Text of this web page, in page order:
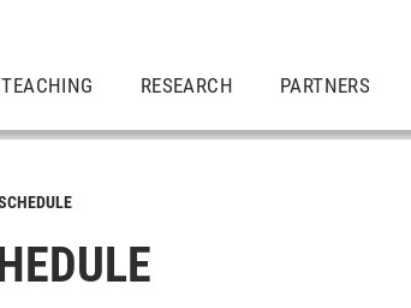
RESEARCH PARTNERS